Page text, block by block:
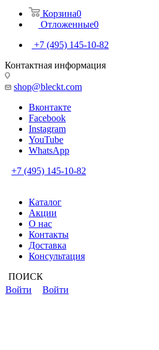
Корзина0
Отложенные0
+7 (495) 145-10-82
Контактная информация
shop@bleckt.com
Вконтакте
Facebook
Instagram
YouTube
WhatsApp
+7 (495) 145-10-82
Каталог
Акции
О нас
Контакты
Доставка
Консультация
ПОИСК
Войти
Войти